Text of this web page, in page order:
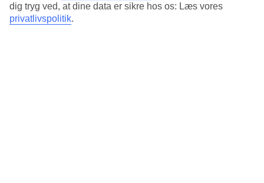
dig tryg ved, at dine data er sikre hos os: Læs vores
privatlivspolitik.